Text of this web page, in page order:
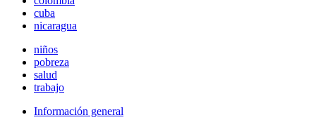
cuba
nicaragua
niños
pobreza
salud
trabajo
Información general